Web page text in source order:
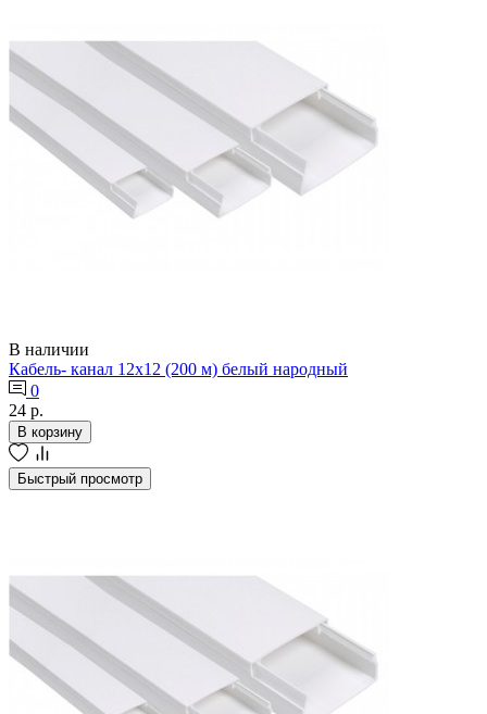
В наличии
Кабель- канал 12х12 (200 м) белый народный
0
24 р.
В корзину
Быстрый просмотр